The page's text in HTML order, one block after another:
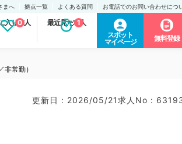
まへ 拠点一覧 よくある質問 お電話でのお問い合わせにつ
入り求人
0 最近見た求人
1
スポット
マイページ
無料登録
常勤）
更新日 : 2026/05/21求人No :